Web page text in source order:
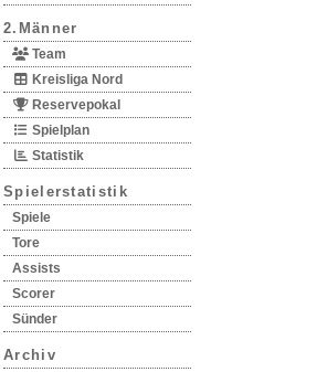
2.Männer
Team
Kreisliga Nord
Reservepokal
Spielplan
Statistik
Spielerstatistik
Spiele
Tore
Assists
Scorer
Sünder
Archiv